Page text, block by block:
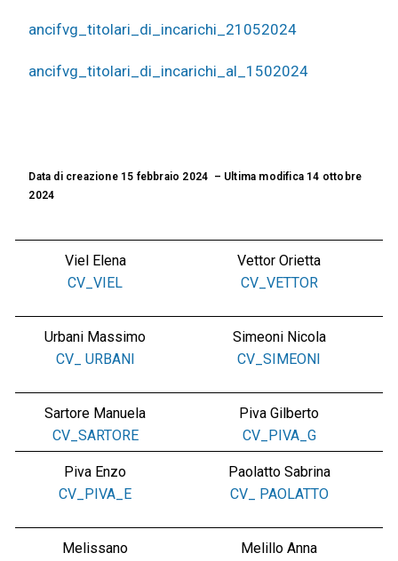
ancifvg_titolari_di_incarichi_21052024
ancifvg_titolari_di_incarichi_al_1502024
Data di creazione 15 febbraio 2024 – Ultima modifica 14 ottobre
2024
Viel Elena
CV_VIEL
Vettor Orietta
CV_VETTOR
Urbani Massimo
CV_ URBANI
Simeoni Nicola
CV_SIMEONI
Sartore Manuela
CV_SARTORE
Piva Gilberto
CV_PIVA_G
Piva Enzo
CV_PIVA_E
Paolatto Sabrina
CV_ PAOLATTO
Melissano
Melillo Anna